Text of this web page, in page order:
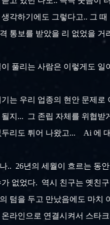
생각하기에도 그렇다고.. 그
통보를 받았을 리 없었을
이 풀리는 사람은 이렇게도
기는 우리 업종의 현안 문제
될지... 그 존립 자체를 위협
두리도 튀어 나왔고... Ai 에
.. 26년의 세월이 흐르는 동
가 없었다. 역시 친구는 옛친
텀을 두고 만났음에도 마
온라인으로 연결시켜서 스타